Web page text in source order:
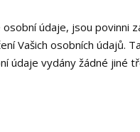
údaje, jsou povinni
Vašich osobních údajů.
údaje vydány žádné jiné